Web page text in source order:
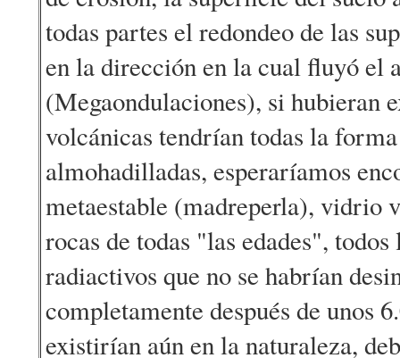
todas partes el redondeo de las
en la dirección en la cual fluyó el
(Megaondulaciones), si hubieran
volcánicas tendrían todas la
almohadilladas, esperaríamos
metaestable (madreperla), vidrio
rocas de todas "las edades", todos
radiactivos que no se habrían
completamente después de unos
existirían aún en la naturaleza,